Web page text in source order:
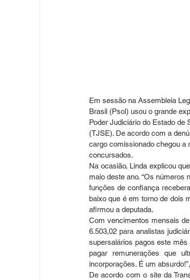
Em sessão na Assembleia
Brasil (Psol) usou o grande
Poder Judiciário do Estado de
(TJSE). De acordo com a
cargo comissionado chegou a
concursados.
Na ocasião, Linda explicou
maio deste ano. “Os
funções de confiança
baixo que é em torno de dois
afirmou a deputada.
Com vencimentos mensais
6.503,02 para analistas
supersalários pagos este
pagar remunerações que
incorporações. É um
De acordo com o site da